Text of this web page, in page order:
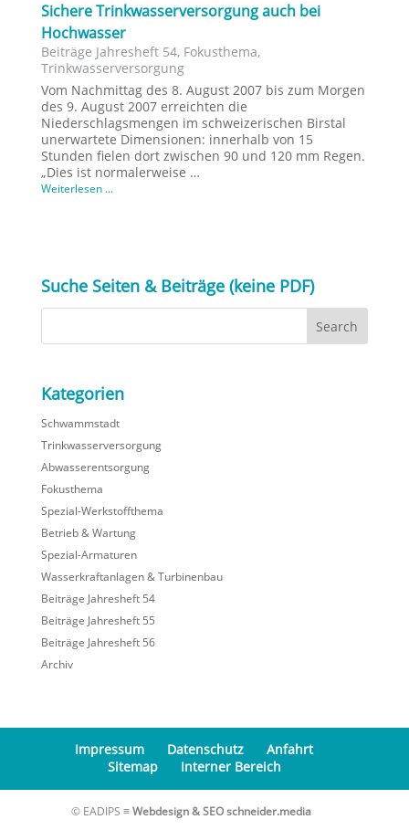
Sichere Trinkwasserversorgung auch bei
Hochwasser
Beiträge Jahresheft 54, Fokusthema,
Trinkwasserversorgung
Vom Nachmittag des 8. August 2007 bis zum Morgen
des 9. August 2007 erreichten die
Niederschlagsmengen im schweizerischen Birstal
unerwartete Dimensionen: innerhalb von 15
Stunden fielen dort zwischen 90 und 120 mm Regen.
„Dies ist normalerweise …
Weiterlesen ...
Suche Seiten & Beiträge (keine PDF)
Kategorien
Schwammstadt
Trinkwasserversorgung
Abwasserentsorgung
Fokusthema
Spezial-Werkstoffthema
Betrieb & Wartung
Spezial-Armaturen
Wasserkraftanlagen & Turbinenbau
Beiträge Jahresheft 54
Beiträge Jahresheft 55
Beiträge Jahresheft 56
Archiv
Impressum Datenschutz
Anfahrt
Sitemap
Interner Bereich
© EADIPS ≡Webdesign & SEO schneider.media